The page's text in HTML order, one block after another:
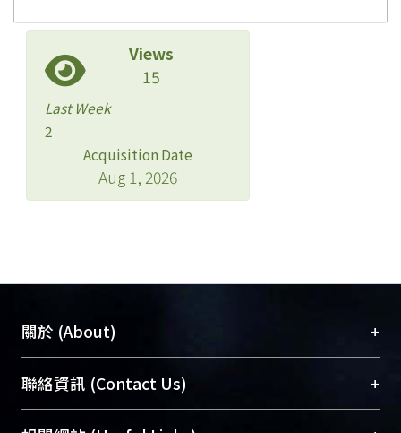
ADMSC對角膜發炎和神經再生
的影響。計劃中將研究初代培養
的紐西蘭白兔ADMSC及細胞株
ADMSC對角膜神經發炎的治療
潛力，並測試PEDF及其他抗發
炎藥物的效果。這個計劃將系統
Views
15
Last Week
2
Acquisition Date
Aug 1, 2026
關於 (About) +
臺大位居世界頂尖大學之列，為永久珍藏及向國際
展現本校豐碩的研究成果及學術能量，圖書館整合
聯絡資訊 (Contact Us) +